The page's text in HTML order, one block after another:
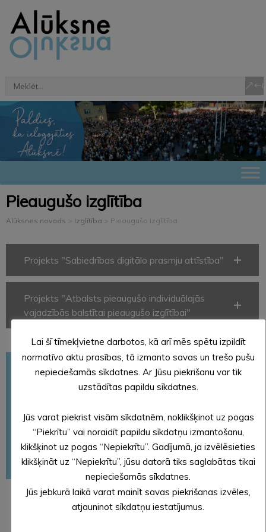
Pieaugušo izglītība
Alūksnes novads > Izglītība > Pieaugušo izglītība
Projekts "Sabiedrības digitālo prasmju attīstība"
Projekts "Atbalsts pieaugušo individuālajās
vajadzībās balstītai pieaugušo izglītībai"
Izglītības pārvalde
Pirmsskolas izglītības iestādes
Interešu izglītība
Profesionālās ievirzes izglītība
Pieaugušo izglītība
Lai šī tīmekļvietne darbotos, kā arī mēs spētu izpildīt
normatīvo aktu prasības, tā izmanto savas un trešo pušu
nepieciešamās sīkdatnes. Ar Jūsu piekrišanu var tik
uzstādītas papildu sīkdatnes.
Jūs varat piekrist visām sīkdatnēm, noklikšķinot uz pogas
“Piekrītu” vai noraidīt papildu sīkdatņu izmantošanu,
klikšķinot uz pogas “Nepiekrītu”. Gadījumā, ja izvēlēsieties
klikšķināt uz “Nepiekrītu”, jūsu datorā tiks saglabātas tikai
nepieciešamās sīkdatnes.
Jūs jebkurā laikā varat mainīt savas piekrišanas izvēles,
atjauninot sīkdatņu iestatījumus.